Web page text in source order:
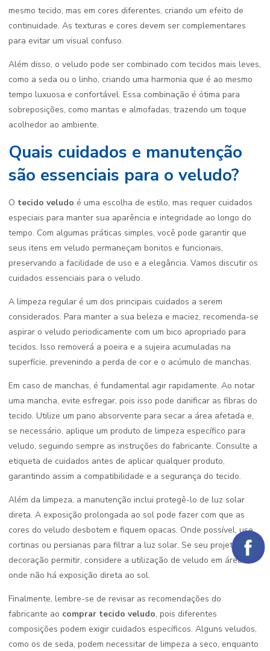
mesmo tecido, mas em cores diferentes, criando um efeito de
continuidade. As texturas e cores devem ser complementares
para evitar um visual confuso.
Além disso, o veludo pode ser combinado com tecidos mais leves,
como a seda ou o linho, criando uma harmonia que é ao mesmo
tempo luxuosa e confortável. Essa combinação é ótima para
sobreposições, como mantas e almofadas, trazendo um toque
acolhedor ao ambiente.
Quais cuidados e manutenção
são essenciais para o veludo?
O tecido veludo é uma escolha de estilo, mas requer cuidados
especiais para manter sua aparência e integridade ao longo do
tempo. Com algumas práticas simples, você pode garantir que
seus itens em veludo permaneçam bonitos e funcionais,
preservando a facilidade de uso e a elegância. Vamos discutir os
cuidados essenciais para o veludo.
A limpeza regular é um dos principais cuidados a serem
considerados. Para manter a sua beleza e maciez, recomenda-se
aspirar o veludo periodicamente com um bico apropriado para
tecidos. Isso removerá a poeira e a sujeira acumuladas na
superfície, prevenindo a perda de cor e o acúmulo de manchas.
Em caso de manchas, é fundamental agir rapidamente. Ao notar
uma mancha, evite esfregar, pois isso pode danificar as fibras do
tecido. Utilize um pano absorvente para secar a área afetada e,
se necessário, aplique um produto de limpeza específico para
veludo, seguindo sempre as instruções do fabricante. Consulte a
etiqueta de cuidados antes de aplicar qualquer produto,
garantindo assim a compatibilidade e a segurança do tecido.
Além da limpeza, a manutenção inclui protegê-lo de luz solar
direta. A exposição prolongada ao sol pode fazer com que as
cores do veludo desbotem e fiquem opacas. Onde possível, use
cortinas ou persianas para filtrar a luz solar. Se seu projeto de
decoração permitir, considere a utilização de veludo em áreas
onde não há exposição direta ao sol.
Finalmente, lembre-se de revisar as recomendações do
fabricante ao comprar tecido veludo, pois diferentes
composições podem exigir cuidados específicos. Alguns veludos,
como os de seda, podem necessitar de limpeza a seco, enquanto